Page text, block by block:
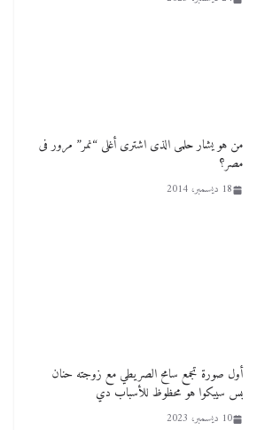
من هو يشار حلمى الذى اشترى أغلى “نمر” مرور فى
مصر؟
18 ديسمبر، 2014
أول صورة تجمع سامح الصريطي مع زوجته حنان
بس سيبكوا هو محظوظ للأسباب دي
10 ديسمبر، 2023